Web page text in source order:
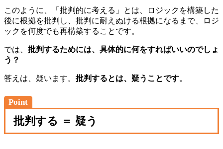
このように、「批判的に考える」とは、ロジックを構築した
後に根拠を批判し、批判に耐えぬける根拠になるまで、ロジ
ックを何度でも再構築することです。
では、 批判するためには、具体的に何をすればいいのでしょ
う？
答えは、疑います。 批判するとは、疑うことです。
Point
批判する ＝ 疑う